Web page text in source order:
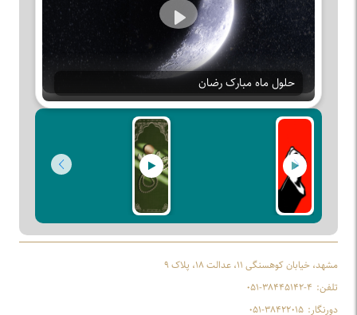
Play
حلول ماه مبارک رضان
مشهد، خیابان کوهسنگی ۱۱، عدالت ۱۸، پلاک ۹
تلفن: ۰۵۱-۳۸۴۴۵۱۴۲-۴
دورنگار: ۰۵۱-۳۸۴۲۲۰۱۵